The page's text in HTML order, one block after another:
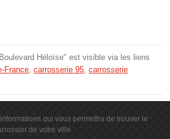
Héloïse" est visible via les liens
France, carrosserie 95, carrosserie
qui vous permettra de trouver le
de votre ville.